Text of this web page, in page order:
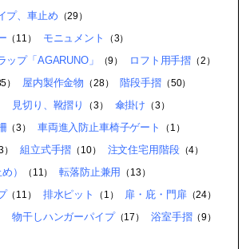
プ、車止め （29）
（11） モニュメント （3）
ップ「AGARUNO」 （9） ロフト用手摺 （2）
） 屋内製作金物 （28） 階段手摺（50）
見切り、靴摺り （3） 傘掛け （3）
（3） 車両進入防止車椅子ゲート （1）
組立式手摺 （10） 注文住宅用階段（4）
） （11） 転落防止兼用 （13）
（11） 排水ピット （1） 扉・庇・門扉（24）
物干しハンガーパイプ（17） 浴室手摺（9）